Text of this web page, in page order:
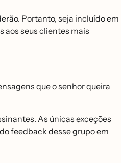
Portanto, seja incluído em
aos seus clientes mais
que o senhor queira
As únicas exceções
feedback desse grupo em